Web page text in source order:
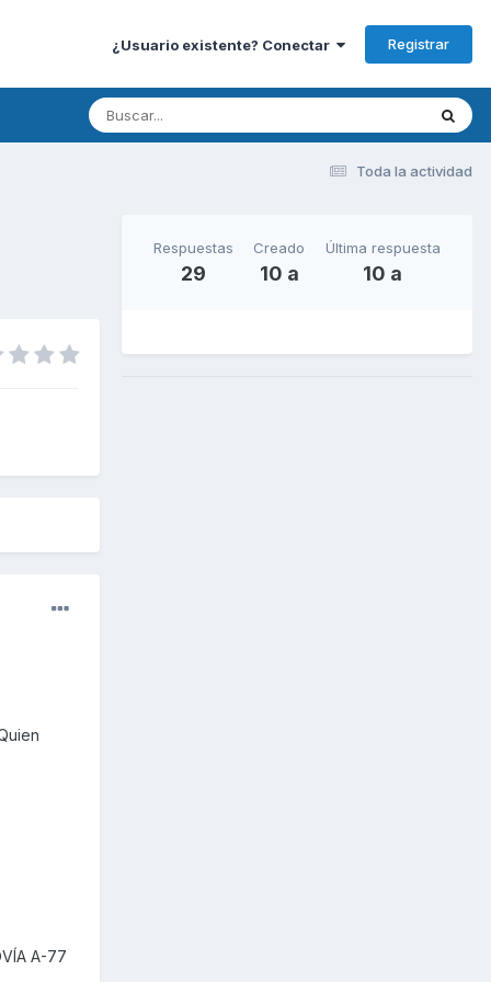
¿Usuario existente? Conectar Registrar
Toda la actividad
A-77
Respuestas
29
Creado
10 a
Última respuesta
10 a